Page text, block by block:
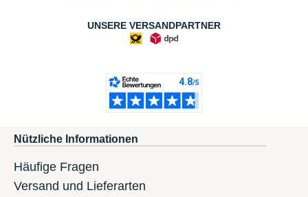
UNSERE VERSANDPARTNER
Nützliche Informationen
Häufige Fragen
Versand und Lieferarten